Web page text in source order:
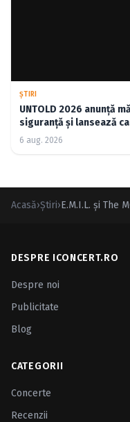
ŞTIRI
UNTOLD 2026 anunță
siguranță și lansează
Good”
6 aug. 2026
Acasă›Ştiri›E.M.I.L. şi The
DESPRE ICONCERT.RO
Despre noi
Publicitate
Blog
CATEGORII
Concerte
Recenzii